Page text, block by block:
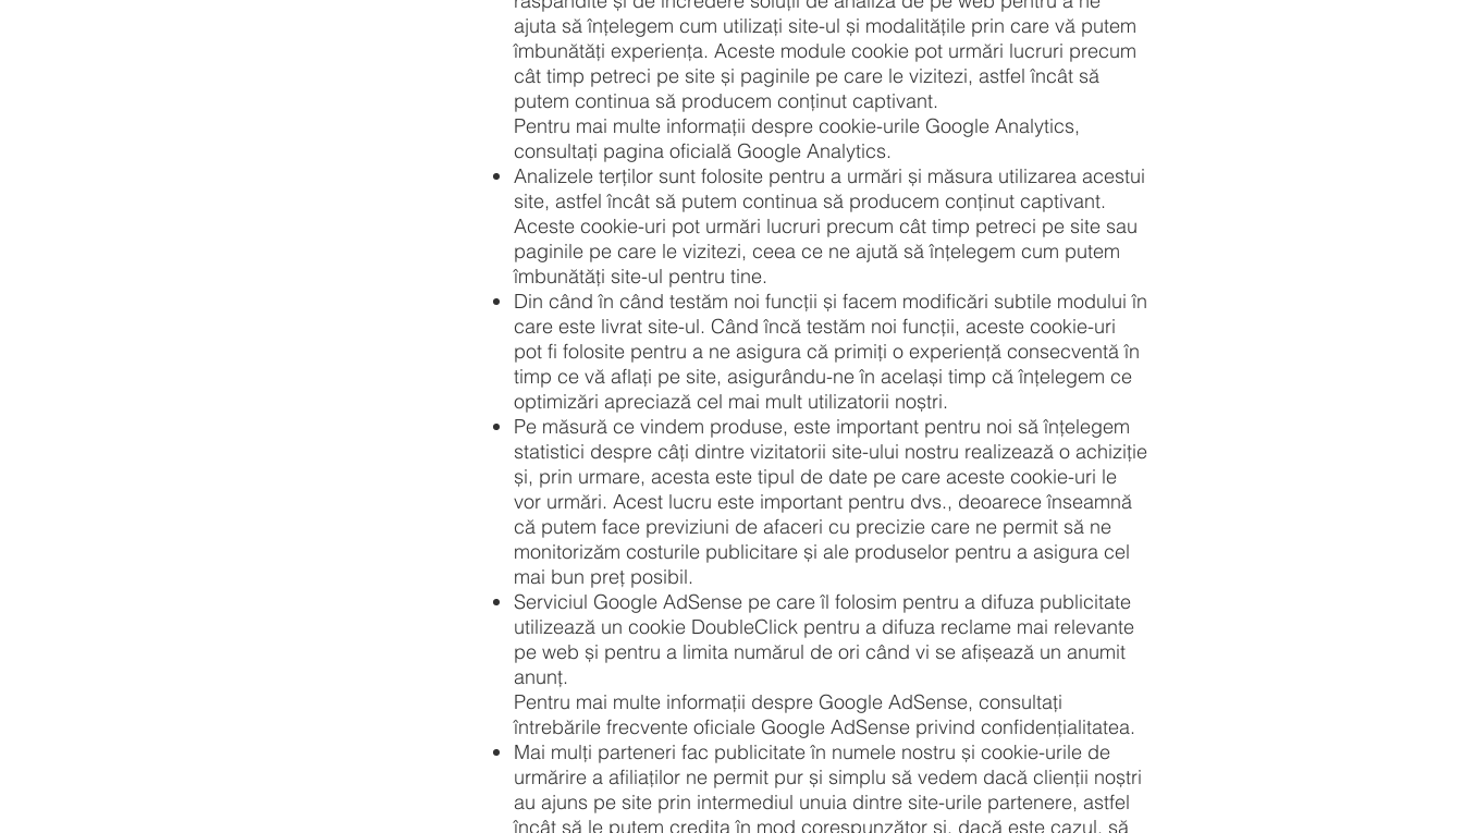
ajuta să înțelegem cum utilizați site-ul și modalitățile prin care vă putem
îmbunătăți experiența. Aceste module cookie pot urmări lucruri precum
cât timp petreci pe site și paginile pe care le vizitezi, astfel încât să
putem continua să producem conținut captivant.
Pentru mai multe informații despre cookie-urile Google Analytics,
consultați pagina oficială Google Analytics.
Analizele terților sunt folosite pentru a urmări și măsura utilizarea acestui
site, astfel încât să putem continua să producem conținut captivant.
Aceste cookie-uri pot urmări lucruri precum cât timp petreci pe site sau
paginile pe care le vizitezi, ceea ce ne ajută să înțelegem cum putem
îmbunătăți site-ul pentru tine.
Din când în când testăm noi funcții și facem modificări subtile modului în
care este livrat site-ul. Când încă testăm noi funcții, aceste cookie-uri
pot fi folosite pentru a ne asigura că primiți o experiență consecventă în
timp ce vă aflați pe site, asigurându-ne în același timp că înțelegem ce
optimizări apreciază cel mai mult utilizatorii noștri.
Pe măsură ce vindem produse, este important pentru noi să înțelegem
statistici despre câți dintre vizitatorii site-ului nostru realizează o achiziție
și, prin urmare, acesta este tipul de date pe care aceste cookie-uri le
vor urmări. Acest lucru este important pentru dvs., deoarece înseamnă
că putem face previziuni de afaceri cu precizie care ne permit să ne
monitorizăm costurile publicitare și ale produselor pentru a asigura cel
mai bun preț posibil.
Serviciul Google AdSense pe care îl folosim pentru a difuza publicitate
utilizează un cookie DoubleClick pentru a difuza reclame mai relevante
pe web și pentru a limita numărul de ori când vi se afișează un anumit
anunț.
Pentru mai multe informații despre Google AdSense, consultați
întrebările frecvente oficiale Google AdSense privind confidențialitatea.
Mai mulți parteneri fac publicitate în numele nostru și cookie-urile de
urmărire a afiliaților ne permit pur și simplu să vedem dacă clienții noștri
au ajuns pe site prin intermediul unuia dintre site-urile partenere, astfel
încât să le putem credita în mod corespunzător și, dacă este cazul, să